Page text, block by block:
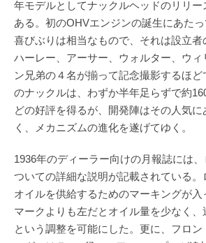
年モデルとしてナックルヘッドのリリ
ある。初のOHVエンジンの誕生にあた
喜びぶりは相当なもので、それは設立者
ハーレー、アーサー、ウォルター、ウィ
ン兄弟の４名が揃って記念撮影するほど
のナックルは、わずか半年足らずで約
どの好評を得るが、開発陣はその人気
く、メカニズムの進化を遂げてゆく。
1936年のディーラー向けの月報誌には
ついての詳細な説明が記載されている
オイルを供給するためのマーキングが
マークよりも左だとオイル量を少なく、
という調整を可能にした。更に、フロ